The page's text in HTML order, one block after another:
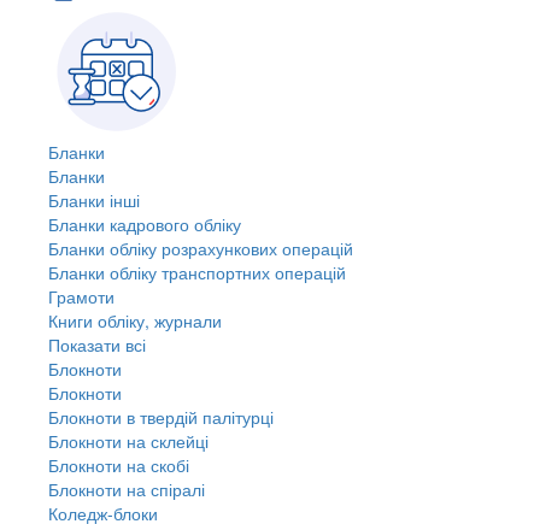
Бланки
Бланки
Бланки інші
Бланки кадрового обліку
Бланки обліку розрахункових операцій
Бланки обліку транспортних операцій
Грамоти
Книги обліку, журнали
Показати всі
Блокноти
Блокноти
Блокноти в твердій палітурці
Блокноти на склейці
Блокноти на скобі
Блокноти на спіралі
Коледж-блоки